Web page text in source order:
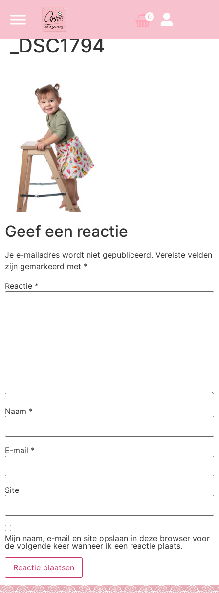
0
_DSC1794
Geef een reactie
Je e-mailadres wordt niet gepubliceerd. Vereiste velden
zijn gemarkeerd met *
Reactie *
Naam *
E-mail *
Site
Mijn naam, e-mail en site opslaan in deze browser voor
de volgende keer wanneer ik een reactie plaats.